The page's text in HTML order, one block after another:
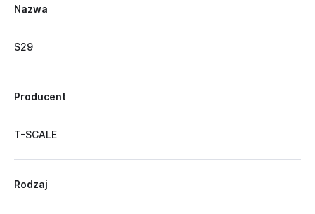
Nazwa
S29
Producent
T-SCALE
Rodzaj